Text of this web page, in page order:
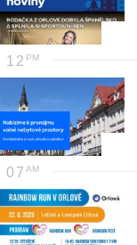
12
07